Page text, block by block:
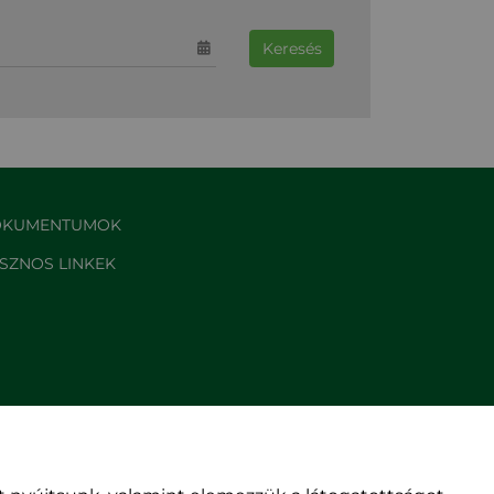
Keresés
LINKEK